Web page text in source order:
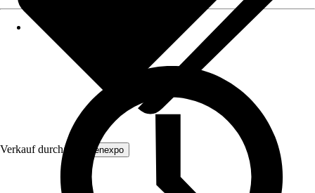
Verkauf durch: Tapetenexpo